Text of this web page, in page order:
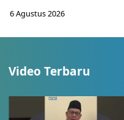
6 Agustus 2026
Video Terbaru